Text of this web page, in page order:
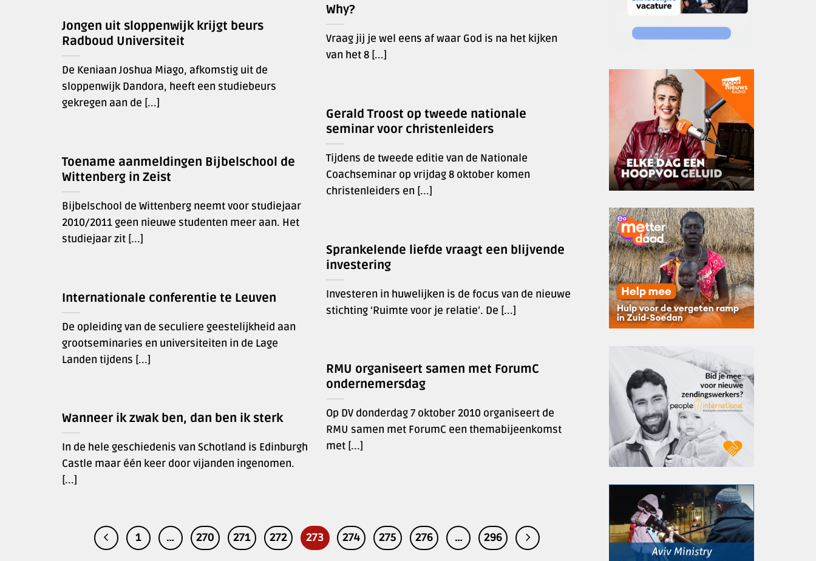
Why?
Vraag jij je wel eens af waar God is na het kijken
van het 8 [...]
Jongen uit sloppenwijk krijgt beurs
Radboud Universiteit
De Keniaan Joshua Miago, afkomstig uit de
sloppenwijk Dandora, heeft een studiebeurs
gekregen aan de [...]
Gerald Troost op tweede nationale
seminar voor christenleiders
Tijdens de tweede editie van de Nationale
Coachseminar op vrijdag 8 oktober komen
christenleiders en [...]
Toename aanmeldingen Bijbelschool de
Wittenberg in Zeist
Bijbelschool de Wittenberg neemt voor studiejaar
2010/2011 geen nieuwe studenten meer aan. Het
studiejaar zit [...]
Sprankelende liefde vraagt een blijvende
investering
Investeren in huwelijken is de focus van de nieuwe
stichting ‘Ruimte voor je relatie’. De [...]
Internationale conferentie te Leuven
De opleiding van de seculiere geestelijkheid aan
grootseminaries en universiteiten in de Lage
Landen tijdens [...]
RMU organiseert samen met ForumC
ondernemersdag
Op DV donderdag 7 oktober 2010 organiseert de
RMU samen met ForumC een themabijeenkomst
met [...]
Wanneer ik zwak ben, dan ben ik sterk
In de hele geschiedenis van Schotland is Edinburgh
Castle maar één keer door vijanden ingenomen.
[...]
1 … 270 271 272 273 274 275 276 … 296